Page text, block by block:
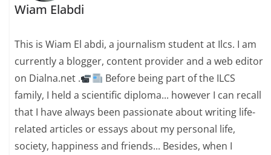
Wiam Elabdi
This is Wiam El abdi, a journalism student at Ilcs. I am
currently a blogger, content provider and a web editor
on Dialna.net .
Before being part of the ILCS
family, I held a scientific diploma... however I can recall
that I have always been passionate about writing life-
related articles or essays about my personal life,
society, happiness and friends... Besides, when I